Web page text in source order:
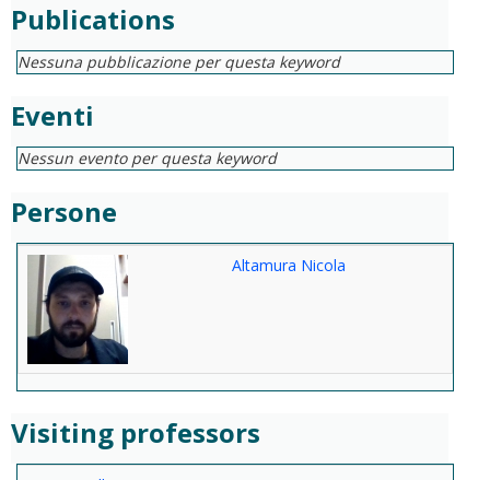
Publications
Nessuna pubblicazione per questa keyword
Eventi
Nessun evento per questa keyword
Persone
Altamura Nicola
Visiting professors